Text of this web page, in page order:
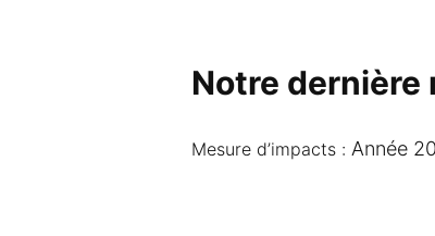
Notre dernière
Mesure d’impacts :Année